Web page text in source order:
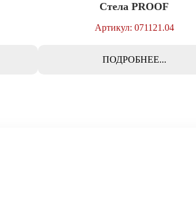
Стела PROOF
Артикул: 071121.04
ПОДРОБНЕЕ...